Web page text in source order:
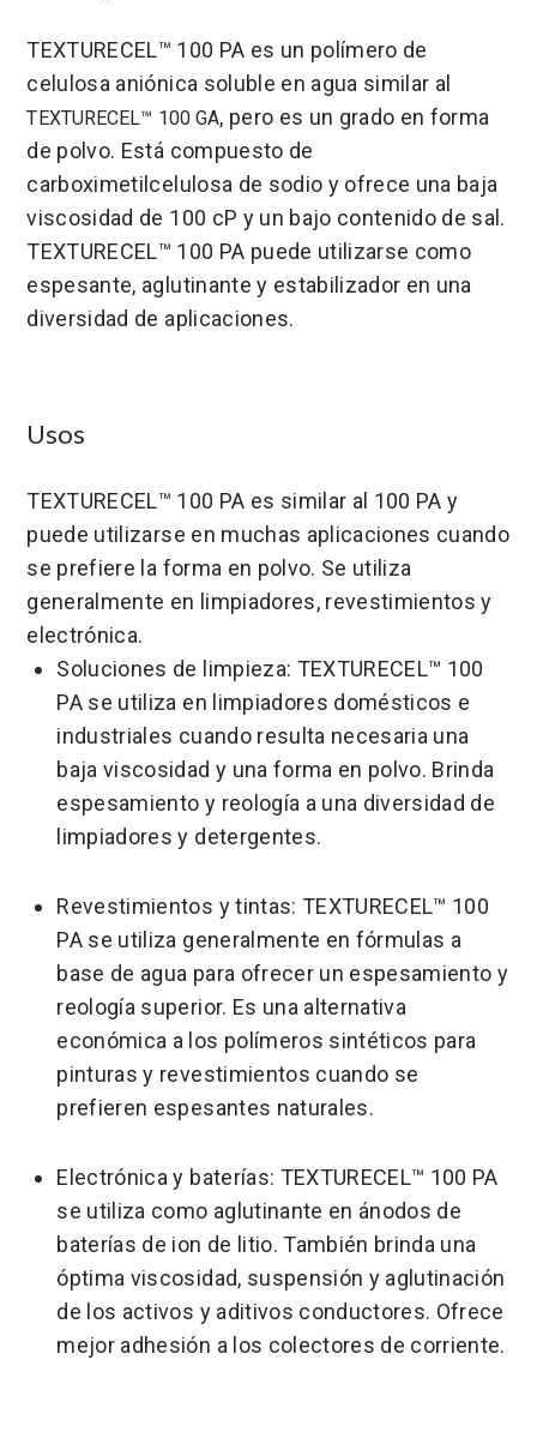
TEXTURECEL™ 100 PA es un polímero de
celulosa aniónica soluble en agua similar al
TEXTURECEL™ 100 GA, pero es un grado en forma
de polvo. Está compuesto de
carboximetilcelulosa de sodio y ofrece una baja
viscosidad de 100 cP y un bajo contenido de sal.
TEXTURECEL™ 100 PA puede utilizarse como
espesante, aglutinante y estabilizador en una
diversidad de aplicaciones.
Usos
TEXTURECEL™ 100 PA es similar al 100 PA y
puede utilizarse en muchas aplicaciones cuando
se prefiere la forma en polvo. Se utiliza
generalmente en limpiadores, revestimientos y
electrónica.
Soluciones de limpieza: TEXTURECEL™ 100
PA se utiliza en limpiadores domésticos e
industriales cuando resulta necesaria una
baja viscosidad y una forma en polvo. Brinda
espesamiento y reología a una diversidad de
limpiadores y detergentes.
Revestimientos y tintas: TEXTURECEL™ 100
PA se utiliza generalmente en fórmulas a
base de agua para ofrecer un espesamiento y
reología superior. Es una alternativa
económica a los polímeros sintéticos para
pinturas y revestimientos cuando se
prefieren espesantes naturales.
Electrónica y baterías: TEXTURECEL™ 100 PA
se utiliza como aglutinante en ánodos de
baterías de ion de litio. También brinda una
óptima viscosidad, suspensión y aglutinación
de los activos y aditivos conductores. Ofrece
mejor adhesión a los colectores de corriente.